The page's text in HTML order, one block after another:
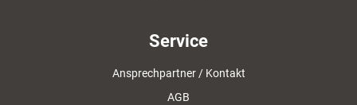
Service
Ansprechpartner / Kontakt
AGB